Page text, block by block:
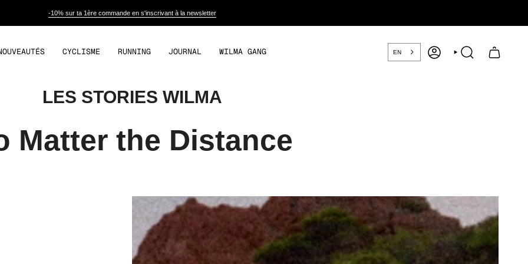
-10% sur ta 1ère commande en s'inscrivant à la newsletter
CYCLISME RUNNING JOURNAL WILMA GANG EN COMPTE RECHERCHE
LES STORIES WILMA
Matter the Distance